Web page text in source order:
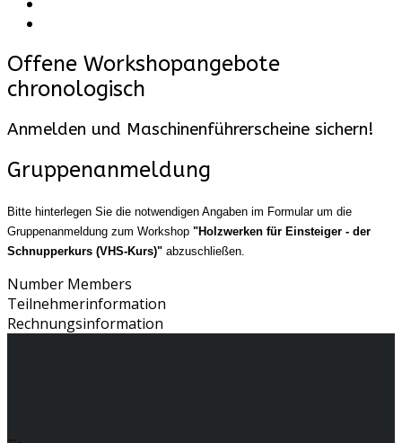
Offene Workshopangebote
chronologisch
Anmelden und Maschinenführerscheine sichern!
Gruppenanmeldung
Bitte hinterlegen Sie die notwendigen Angaben im Formular um die
Gruppenanmeldung zum Workshop "Holzwerken für Einsteiger - der
Schnupperkurs (VHS-Kurs)" abzuschließen.
Number Members
Teilnehmerinformation
Rechnungsinformation